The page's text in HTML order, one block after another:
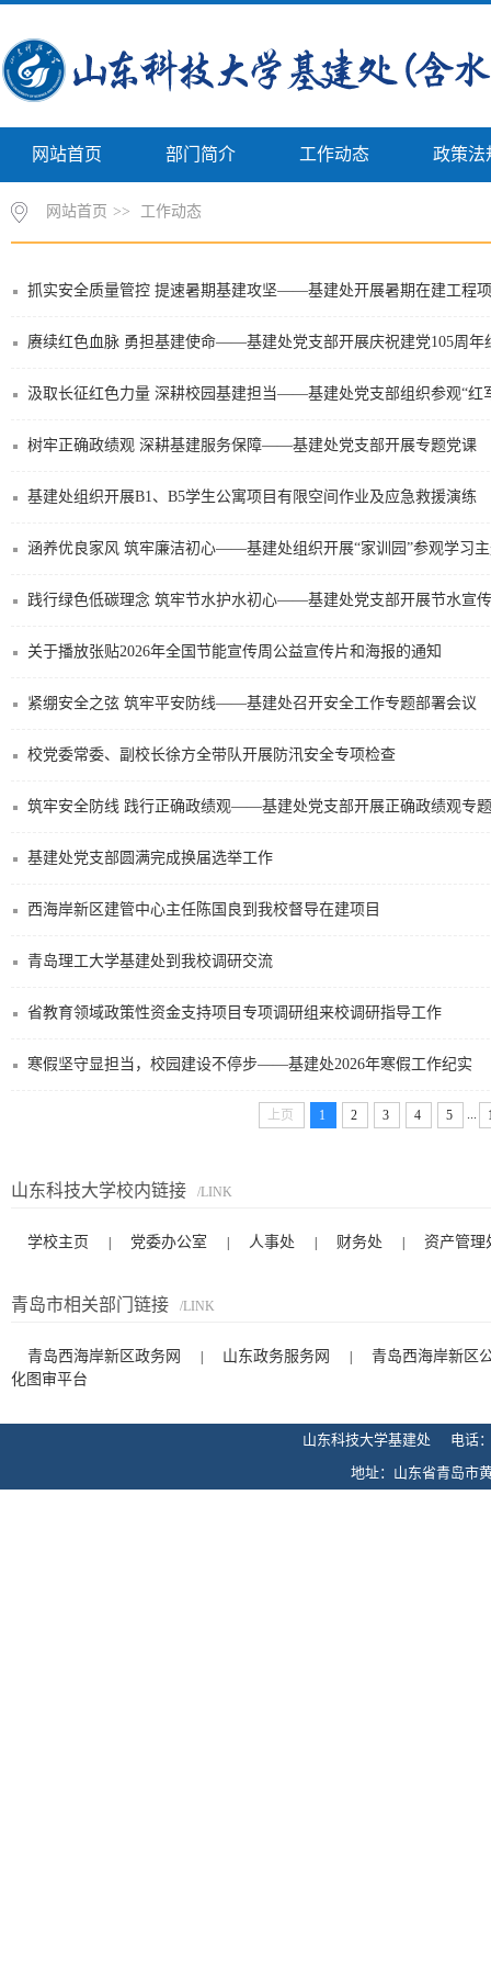
网站首页 部门简介 工作动态 政策法
网站首页 >> 工作动态
抓实安全质量管控 提速暑期基建攻坚——基建处开展暑期在建工程
赓续红色血脉 勇担基建使命——基建处党支部开展庆祝建党105周年
汲取长征红色力量 深耕校园基建担当——基建处党支部组织参观“红
树牢正确政绩观 深耕基建服务保障——基建处党支部开展专题党课
基建处组织开展B1、B5学生公寓项目有限空间作业及应急救援演练
涵养优良家风 筑牢廉洁初心——基建处组织开展“家训园”参观学习
践行绿色低碳理念 筑牢节水护水初心——基建处党支部开展节水宣
关于播放张贴2026年全国节能宣传周公益宣传片和海报的通知
紧绷安全之弦 筑牢平安防线——基建处召开安全工作专题部署会议
校党委常委、副校长徐方全带队开展防汛安全专项检查
筑牢安全防线 践行正确政绩观——基建处党支部开展正确政绩观专
基建处党支部圆满完成换届选举工作
西海岸新区建管中心主任陈国良到我校督导在建项目
青岛理工大学基建处到我校调研交流
省教育领域政策性资金支持项目专项调研组来校调研指导工作
寒假坚守显担当，校园建设不停步——基建处2026年寒假工作纪实
上页 1 2 3 4 5
山东科技大学校内链接 /LINK
学校主页 党委办公室 人事处 财务处 资产管理
青岛市相关部门链接 /LINK
青岛西海岸新区政务网 山东政务服务网
青岛西海岸新区
化图审平台
山东科技大学基建处 电话
地址：山东省青岛市